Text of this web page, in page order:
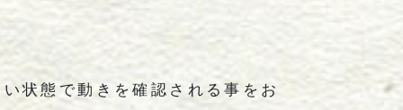
状態で動きを確認される事をお